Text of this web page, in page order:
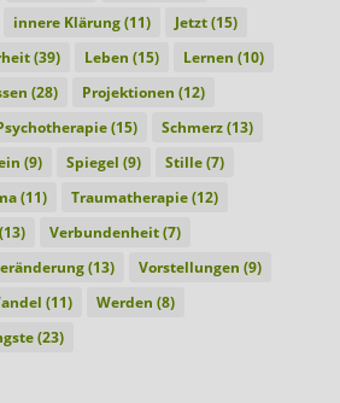
innere Klärung(11) Jetzt(15)
(39) Leben (15) Lernen (10)
(28) Projektionen (12)
(15) Schmerz(13)
(9) Spiegel (9) Stille(7)
(11) Traumatherapie(12)
(13) Verbundenheit(7)
(13) Vorstellungen (9)
(11) Werden (8)
(23)